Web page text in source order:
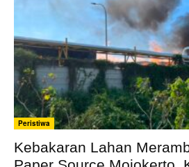
Peristiwa
Kebakaran Lahan